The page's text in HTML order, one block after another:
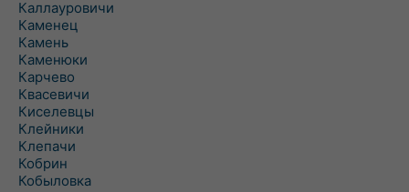
Каллауровичи
Каменец
Камень
Каменюки
Карчево
Квасевичи
Киселевцы
Клейники
Клепачи
Кобрин
Кобыловка